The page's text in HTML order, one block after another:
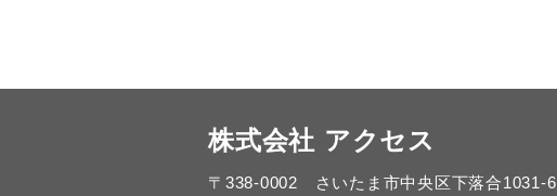
株式会社 アクセス
〒338-0002 さいたま市中央区下落合1031-6